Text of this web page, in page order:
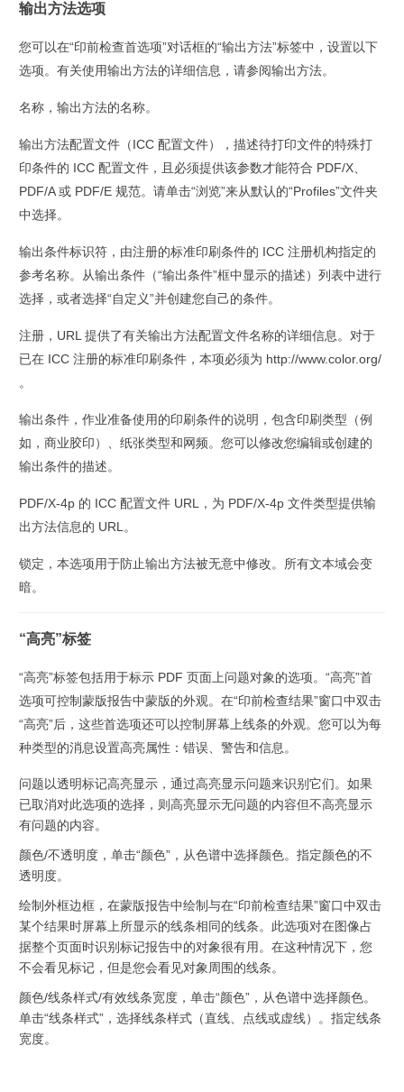
输出方法选项
您可以在“印前检查首选项”对话框的“输出方法”标签中，设置以下
选项。有关使用输出方法的详细信息，请参阅输出方法。
名称，输出方法的名称。
输出方法配置文件（ICC 配置文件），描述待打印文件的特殊打
印条件的 ICC 配置文件，且必须提供该参数才能符合 PDF/X、
PDF/A 或 PDF/E 规范。请单击“浏览”来从默认的“Profiles”文件夹
中选择。
输出条件标识符， 由注册的标准印刷条件的 ICC 注册机构指定的
参考名称。从输出条件（“输出条件”框中显示的描述）列表中进行
选择，或者选择“自定义”并创建您自己的条件。
注册， URL 提供了有关输出方法配置文件名称的详细信息。对于
已在 ICC 注册的标准印刷条件，本项必须为 http://www.color.org/
。
输出条件，作业准备使用的印刷条件的说明，包含印刷类型（例
如，商业胶印）、纸张类型和网频。您可以修改您编辑或创建的
输出条件的描述。
PDF/X-4p 的 ICC 配置文件 URL， 为 PDF/X-4p 文件类型提供输
出方法信息的 URL。
锁定，本选项用于防止输出方法被无意中修改。所有文本域会变
暗。
“高亮”标签
“高亮”标签包括用于标示 PDF 页面上问题对象的选项。“高亮”首
选项可控制蒙版报告中蒙版的外观。在“印前检查结果”窗口中双击
“高亮”后，这些首选项还可以控制屏幕上线条的外观。您可以为每
种类型的消息设置高亮属性：错误、警告和信息。
问题以透明标记高亮显示，通过高亮显示问题来识别它们。如果
已取消对此选项的选择，则高亮显示无问题的内容但不高亮显示
有问题的内容。
颜色/不透明度，单击“颜色”，从色谱中选择颜色。指定颜色的不
透明度。
绘制外框边框，在蒙版报告中绘制与在“印前检查结果”窗口中双击
某个结果时屏幕上所显示的线条相同的线条。此选项对在图像占
据整个页面时识别标记报告中的对象很有用。在这种情况下，您
不会看见标记，但是您会看见对象周围的线条。
颜色/线条样式/有效线条宽度，单击“颜色”，从色谱中选择颜色。
单击“线条样式”，选择线条样式（直线、点线或虚线）。指定线条
宽度。